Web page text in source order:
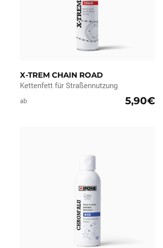
X-TREM CHAIN ROAD
Kettenfett für Straßennutzung
ab 5,90€